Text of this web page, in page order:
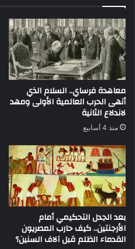
معاهدة فرساي.. السلام الذي
أنهى الحرب العالمية الأولى ومهد
لاندلاع الثانية
منذ 4 أسابيع
بعد الجدل التحكيمي أمام
الأرجنتين.. كيف حارب المصريون
القدماء الظلم قبل آلاف السنين؟